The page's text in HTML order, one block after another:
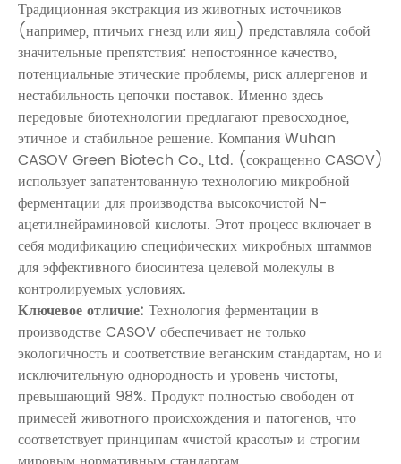
Традиционная экстракция из животных источников
(например, птичьих гнезд или яиц) представляла собой
значительные препятствия: непостоянное качество,
потенциальные этические проблемы, риск аллергенов и
нестабильность цепочки поставок. Именно здесь
передовые биотехнологии предлагают превосходное,
этичное и стабильное решение. КомпанияWuhan
CASOV Green Biotech Co., Ltd. (сокращенно CASOV)
использует запатентованнуютехнологию микробной
ферментации для производства высокочистой N-
ацетилнейраминовой кислоты. Этот процесс включает в
себя модификацию специфических микробных штаммов
для эффективного биосинтеза целевой молекулы в
контролируемых условиях.
Ключевое отличие: Технология ферментации в
производстве CASOV обеспечивает не только
экологичность и соответствие веганским стандартам, но и
исключительную однородность и уровень чистоты,
превышающий 98%. Продукт полностью свободен от
примесей животного происхождения и патогенов, что
соответствует принципам «чистой красоты» и строгим